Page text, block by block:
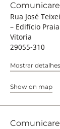
Rua José
– Edifício
Vitoria
29055-310
Mostrar
Show on map